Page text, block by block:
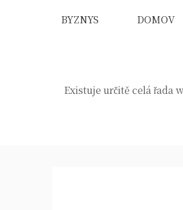
BYZNYS DOMOV
Existuje určitě celá řada